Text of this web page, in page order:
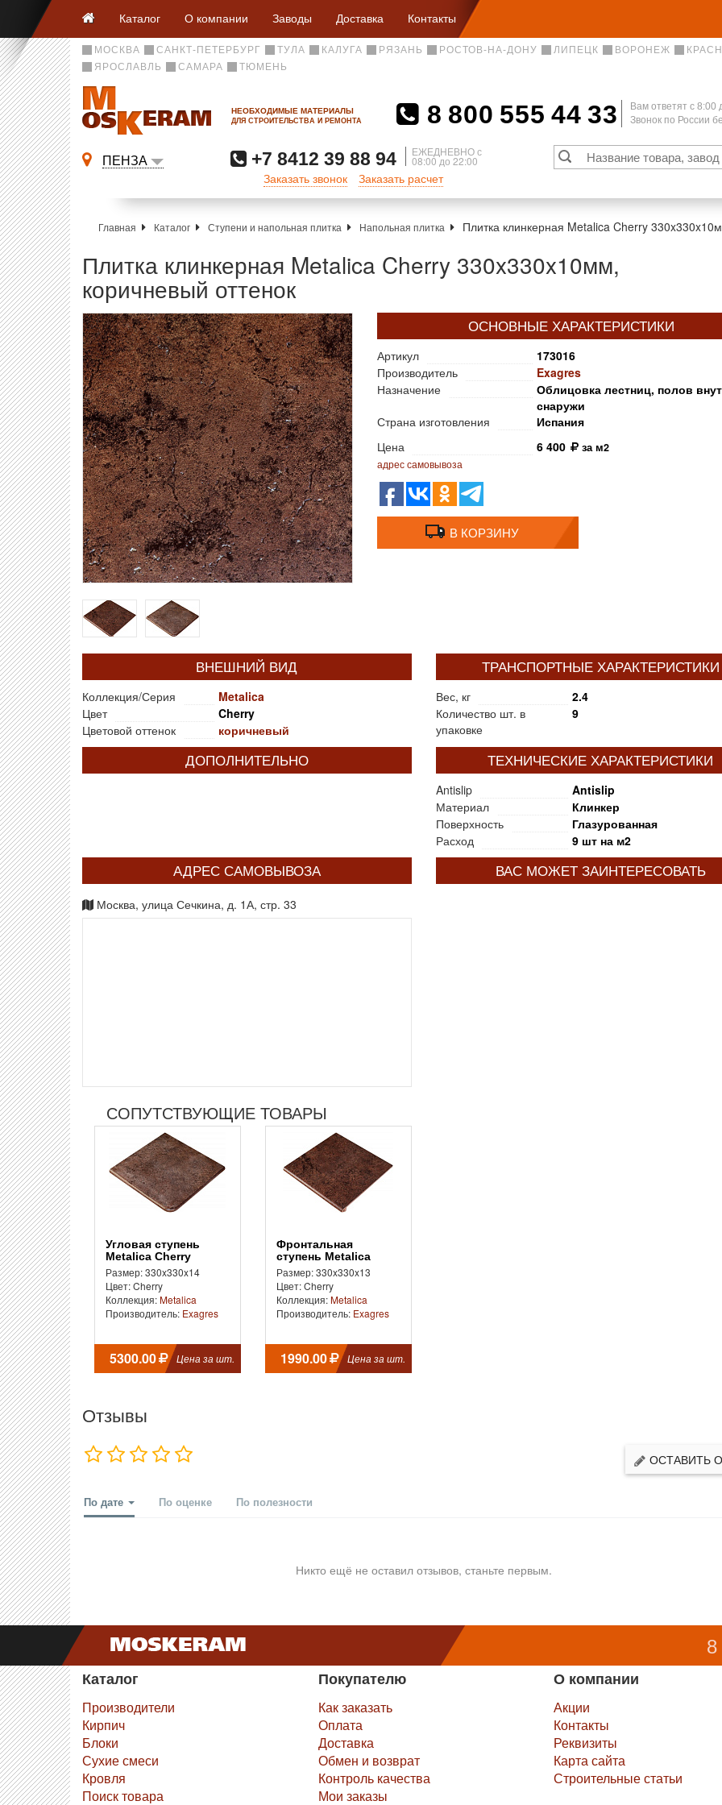
Каталог О компании Заводы Доставка Контакты
МОСКВА САНКТ-ПЕТЕРБУРГ ТУЛА КАЛУГА РЯЗАНЬ РОСТОВ-НА-ДОНУ ЛИПЕЦК ВОРОНЕЖ
ЯРОСЛАВЛЬ
САМАРА ТЮМЕНЬ
НЕОБХОДИМЫЕ МАТЕРИАЛЫ
ДЛЯ СТРОИТЕЛЬСТВА И РЕМОНТА 8 800 555 44 33
Вам ответят c 8:00
Звонок по России
ПЕНЗА +7 8412 39 88 94 ЕЖЕДНЕВНО с
08:00 до 22:00
Заказать звонок Заказать расчет
Главная Каталог Ступени и напольная плитка Напольная плитка Плитка клинкерная Metalica Cherry
Плитка клинкерная Metalica Cherry 330x330x10мм,
коричневый оттенок
ОСНОВНЫЕ ХАРАКТЕРИСТИКИ
Артикул
173016
Производитель
Exagres
Назначение
Облицовка лестниц, полов
снаружи
Страна изготовления
Испания
Цена
6 400 за м2
адрес самовывоза
В КОРЗИНУ
ВНЕШНИЙ ВИД
Коллекция/Серия
Metalica
Цвет
Cherry
Цветовой оттенок
коричневый
ТРАНСПОРТНЫЕ ХАРАКТЕРИСТИКИ
Вес, кг
2.4
Количество шт. в
упаковке
9
ДОПОЛНИТЕЛЬНО ТЕХНИЧЕСКИЕ ХАРАКТЕРИСТИКИ
Antislip
Antislip
Материал
Клинкер
Поверхность
Глазурованная
Расход
9 шт на м2
АДРЕС САМОВЫВОЗА
Москва, улица Сечкина, д. 1А, стр. 33
ВАС МОЖЕТ ЗАИНТЕРЕСОВАТЬ
СОПУТСТВУЮЩИЕ ТОВАРЫ
Угловая ступень
Metalica Cherry
Размер: 330x330x14
Цвет: Cherry
Коллекция:Metalica
Производитель: Exagres
5300.00 Цена за шт.
Фронтальная
ступень Metalica
Cherry
Размер: 330x330x13
Цвет: Cherry
Коллекция:Metalica
Производитель: Exagres
1990.00 Цена за шт.
Отзывы
ОСТАВИТЬ
По дате По оценке По полезности
Никто ещё не оставил отзывов, станьте первым.
Каталог
Производители
Кирпич
Блоки
Сухие смеси
Кровля
Поиск товара
Покупателю
Как заказать
Оплата
Доставка
Обмен и возврат
Контроль качества
Мои заказы
О компании
Акции
Контакты
Реквизиты
Карта сайта
Строительные статьи